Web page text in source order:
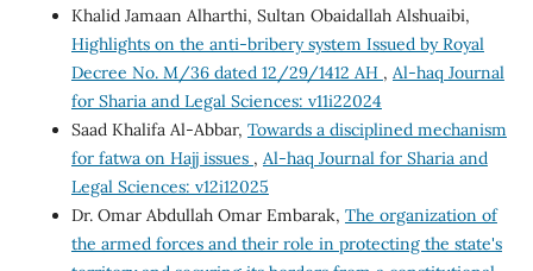
Khalid Jamaan Alharthi, Sultan Obaidallah Alshuaibi,
Highlights on the anti-bribery system Issued by Royal
Decree No. M/36 dated 12/29/1412 AH , Al-haq Journal
for Sharia and Legal Sciences: v11i22024
Saad Khalifa Al-Abbar, Towards a disciplined mechanism
for fatwa on Hajj issues , Al-haq Journal for Sharia and
Legal Sciences: v12i12025
Dr. Omar Abdullah Omar Embarak, The organization of
the armed forces and their role in protecting the state's